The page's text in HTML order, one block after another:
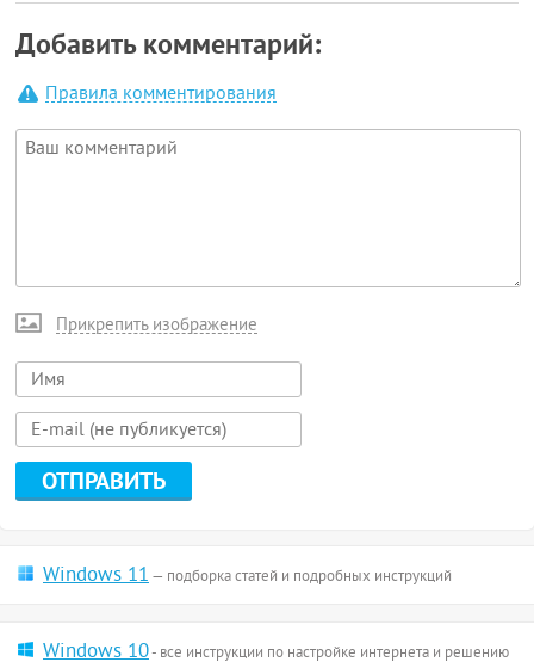
Добавить комментарий:
Правила комментирования
Прикрепить изображение
Windows 11— подборка статей и подробных инструкций
Windows 10- все инструкции по настройке интернета и решению